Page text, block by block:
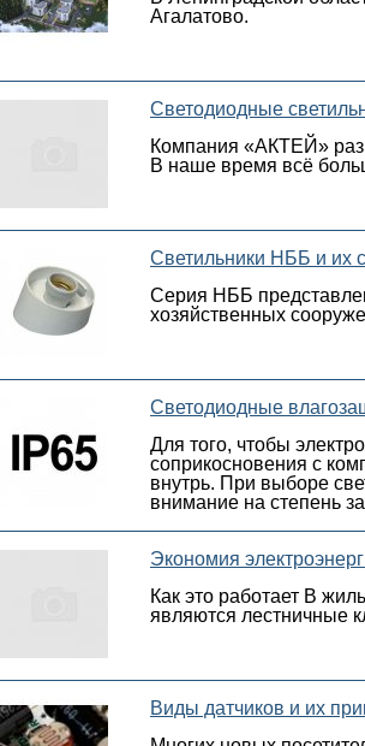
Агалатово.
Светодиодные
Компания «АКТЕЙ»
В наше время всё
Светильники НББ и их
Серия НББ
хозяйственных
Светодиодные
Для того, чтобы
соприкосновения с
внутрь. При выборе
внимание на степень
Экономия
Как это работает В
являются лестничные
Виды датчиков и их